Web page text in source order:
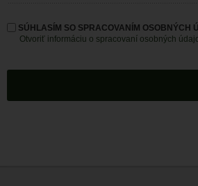
SÚHLASÍM SO SPRACOVANÍM
Otvoriť informáciu o spracovaní osobných